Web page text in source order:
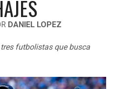
DANIEL LOPEZ
futbolistas que busca